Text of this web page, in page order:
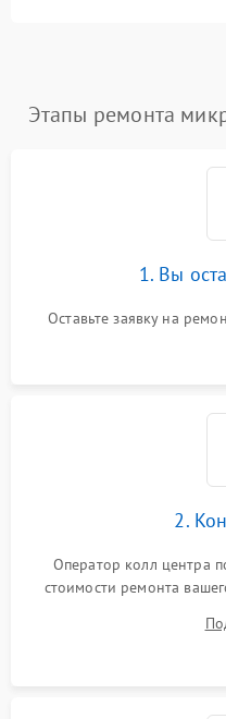
Этапы ремонта
1. Вы
Оставьте заявку на
2.
Оператор колл центра
стоимости ремонта